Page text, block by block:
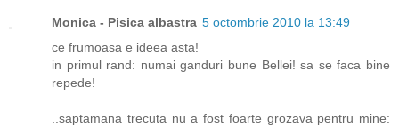
Monica - Pisica albastra 5 octombrie 2010 la 13:49
ce frumoasa e ideea asta!
in primul rand: numai ganduri bune Bellei! sa se faca bine
repede!
..saptamana trecuta nu a fost foarte grozava pentru mine: